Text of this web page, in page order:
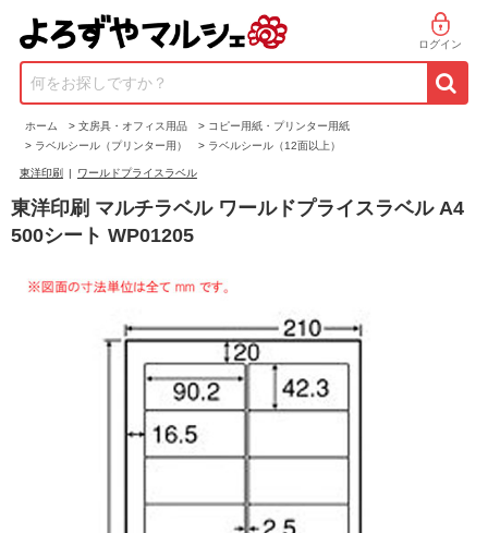
ログイン
何をお探しですか？
ホーム > 文房具・オフィス用品 > コピー用紙・プリンター用紙
> ラベルシール（プリンター用） > ラベルシール（12面以上）
東洋印刷 | ワールドプライスラベル
東洋印刷 マルチラベル ワールドプライスラベル A4
500シート WP01205